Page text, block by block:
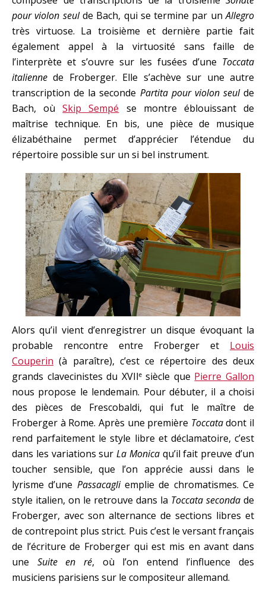
pour violon seulde Bach, qui se termine par unAllegro
très virtuose. La troisième et dernière partie fait
également appel à la virtuosité sans faille de
l’interprète et s’ouvre sur les fusées d’une Toccata
italienne de Froberger. Elle s’achève sur une autre
transcription de la seconde Partita pour violon seulde
Bach, oùSkip Sempé se montre éblouissant de
maîtrise technique. En bis, une pièce de musique
élizabéthaine permet d’apprécier l’étendue du
répertoire possible sur un si bel instrument.
Alors qu’il vient d’enregistrer un disque évoquant la
probable rencontre entre Froberger et Louis
Couperin (à paraître), c’est ce répertoire des deux
grands clavecinistes du XVIIesiècle que Pierre Gallon
nous propose le lendemain. Pour débuter, il a choisi
des pièces de Frescobaldi, qui fut le maître de
Froberger à Rome. Après une première Toccatadont il
rend parfaitement le style libre et déclamatoire, c’est
dans les variations surLa Monicaqu’il fait preuve d’un
toucher sensible, que l’on apprécie aussi dans le
lyrisme d’une Passacagliemplie de chromatismes. Ce
style italien, on le retrouve dans la Toccata seconda de
Froberger, avec son alternance de sections libres et
de contrepoint plus strict. Puis c’est le versant français
de l’écriture de Froberger qui est mis en avant dans
une Suite en ré, où l’on entend l’influence des
musiciens parisiens sur le compositeur allemand.